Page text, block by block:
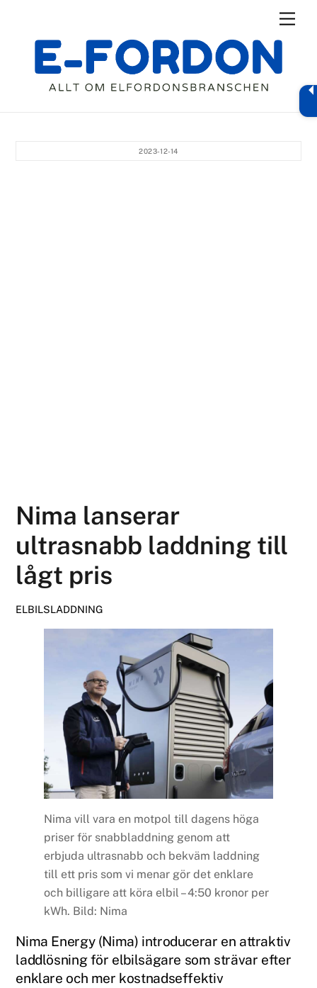
content
2023-12-14
Nima lanserar
ultrasnabb laddning till
lågt pris
ELBILSLADDNING
Nima vill vara en motpol till dagens höga
priser för snabbladdning genom att
erbjuda ultrasnabb och bekväm laddning
till ett pris som vi menar gör det enklare
och billigare att köra elbil – 4:50 kronor per
kWh. Bild: Nima
Nima Energy (Nima) introducerar en attraktiv
laddlösning för elbilsägare som strävar efter
enklare och mer kostnadseffektiv